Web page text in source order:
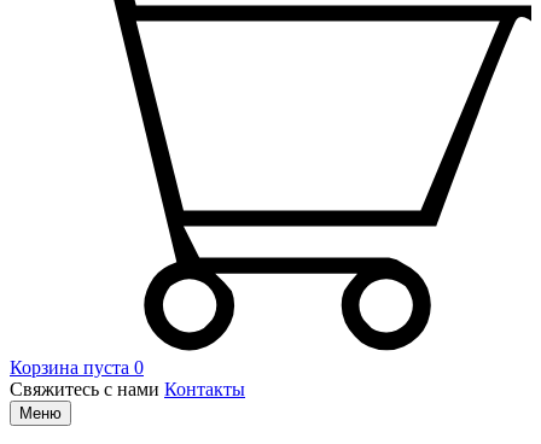
Корзина пуста 0
Свяжитесь с нами Контакты
Меню